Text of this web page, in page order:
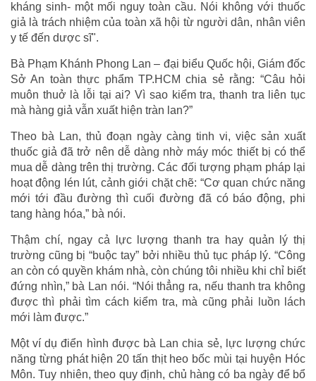
kháng sinh- một mối nguy toàn cầu. Nói không với thuốc
giả là trách nhiệm của toàn xã hội từ người dân, nhân viên
y tế đến dược sĩ".
Bà Phạm Khánh Phong Lan – đại biểu Quốc hội, Giám đốc
Sở An toàn thực phẩm TP.HCM chia sẻ rằng: “Câu hỏi
muôn thuở là lỗi tại ai? Vì sao kiểm tra, thanh tra liên tục
mà hàng giả vẫn xuất hiện tràn lan?”
Theo bà Lan, thủ đoạn ngày càng tinh vi, việc sản xuất
thuốc giả đã trở nên dễ dàng nhờ máy móc thiết bị có thể
mua dễ dàng trên thị trường. Các đối tượng phạm pháp lại
hoạt động lén lút, cảnh giới chặt chẽ: “Cơ quan chức năng
mới tới đầu đường thì cuối đường đã có báo động, phi
tang hàng hóa,” bà nói.
Thậm chí, ngay cả lực lượng thanh tra hay quản lý thị
trường cũng bị “buộc tay” bởi nhiều thủ tục pháp lý. “Công
an còn có quyền khám nhà, còn chúng tôi nhiều khi chỉ biết
đứng nhìn,” bà Lan nói. “Nói thẳng ra, nếu thanh tra không
được thì phải tìm cách kiểm tra, mà cũng phải luồn lách
mới làm được.”
Một ví dụ điển hình được bà Lan chia sẻ, lực lượng chức
năng từng phát hiện 20 tấn thịt heo bốc mùi tại huyện Hóc
Môn. Tuy nhiên, theo quy định, chủ hàng có ba ngày để bổ